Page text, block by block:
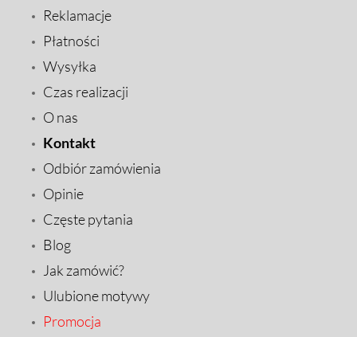
Reklamacje
Płatności
Wysyłka
Czas realizacji
O nas
Kontakt
Odbiór zamówienia
Opinie
Częste pytania
Blog
Jak zamówić?
Ulubione motywy
Promocja